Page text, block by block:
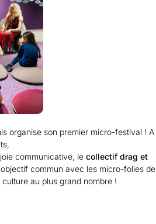
organise son premier micro-festival ! A
communicative, le collectif drag et
commun avec les micro-folies de
au plus grand nombre !